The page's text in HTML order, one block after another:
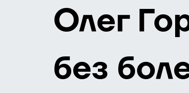
Олег
без